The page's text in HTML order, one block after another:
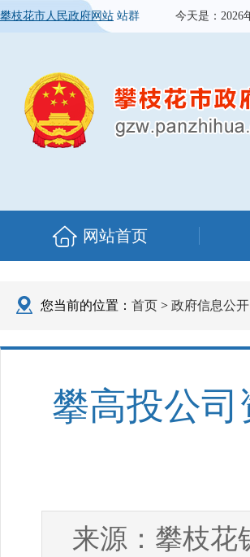
攀枝花市人民政府网站 站群 今天是： 2026
网站首页
您当前的位置： 首页 > 政府信息公开
攀高投公
来源： 攀枝花